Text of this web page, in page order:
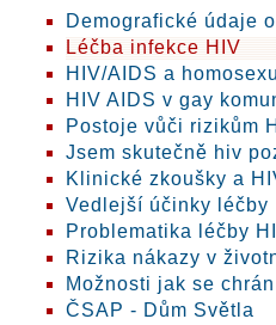
Demografické údaje
Léčba infekce HIV
HIV/AIDS a
HIV AIDS v gay
Postoje vůči rizikům
Jsem skutečně hiv
Klinické zkoušky a
Vedlejší účinky léčby
Problematika léčby
Rizika nákazy v
Možnosti jak se
ČSAP - Dům Světla